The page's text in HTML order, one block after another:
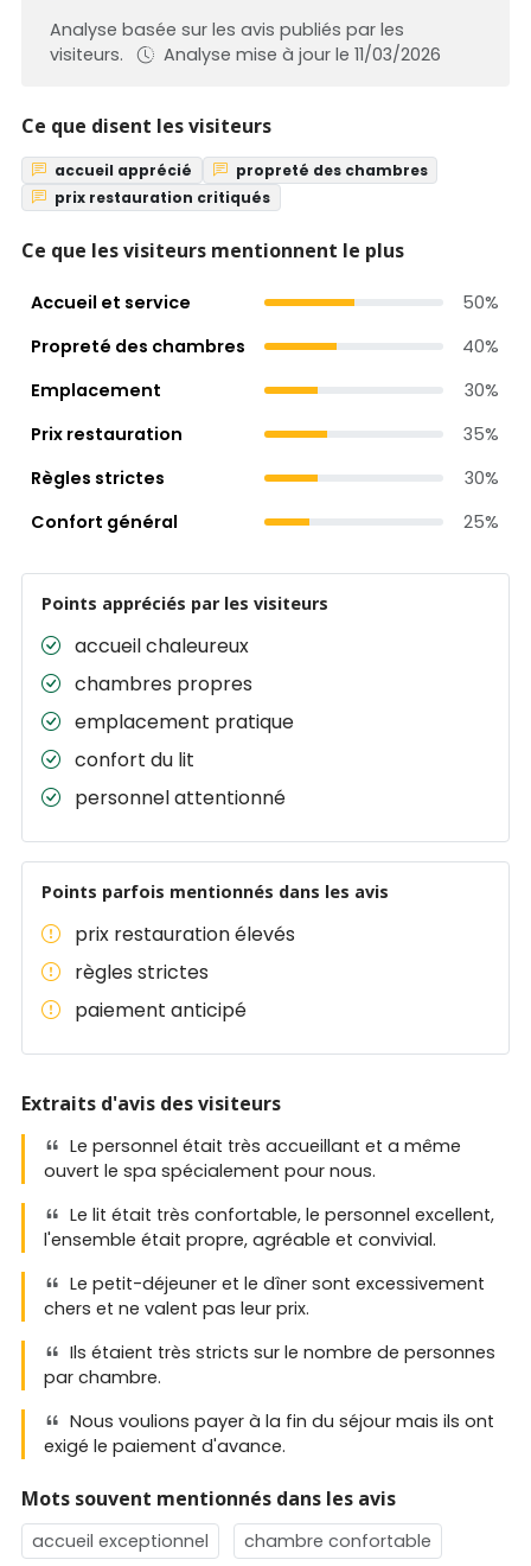
Analyse basée sur les avis publiés par les
visiteurs.
Analyse mise à jour le 11/03/2026
Ce que disent les visiteurs
accueil apprécié
propreté des chambres
prix restauration critiqués
Ce que les visiteurs mentionnent le plus
Accueil et service
50%
Propreté des chambres
40%
Emplacement
30%
Prix restauration
35%
Règles strictes
30%
Confort général
25%
Points appréciés par les visiteurs
accueil chaleureux
chambres propres
emplacement pratique
confort du lit
personnel attentionné
Points parfois mentionnés dans les avis
prix restauration élevés
règles strictes
paiement anticipé
Extraits d'avis des visiteurs
Le personnel était très accueillant et a même
ouvert le spa spécialement pour nous.
Le lit était très confortable, le personnel excellent,
l'ensemble était propre, agréable et convivial.
Le petit-déjeuner et le dîner sont excessivement
chers et ne valent pas leur prix.
Ils étaient très stricts sur le nombre de personnes
par chambre.
Nous voulions payer à la fin du séjour mais ils ont
exigé le paiement d'avance.
Mots souvent mentionnés dans les avis
accueil exceptionnel chambre confortable